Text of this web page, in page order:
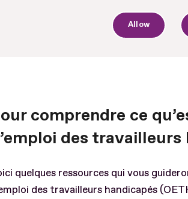
Allow
comprendre ce
des travailleurs
quelques ressources qui vous
des travailleurs handicapés